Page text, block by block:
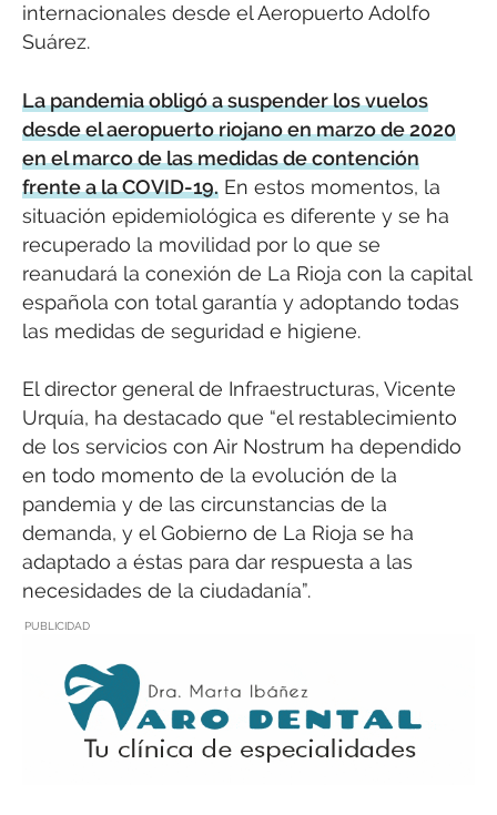
internacionales desde el Aeropuerto Adolfo
Suárez.
La pandemia obligó a suspender los vuelos
desde el aeropuerto riojano en marzo de 2020
en el marco de las medidas de contención
frente a la COVID-19. En estos momentos, la
situación epidemiológica es diferente y se ha
recuperado la movilidad por lo que se
reanudará la conexión de La Rioja con la capital
española con total garantía y adoptando todas
las medidas de seguridad e higiene.
El director general de Infraestructuras, Vicente
Urquía, ha destacado que “el restablecimiento
de los servicios con Air Nostrum ha dependido
en todo momento de la evolución de la
pandemia y de las circunstancias de la
demanda, y el Gobierno de La Rioja se ha
adaptado a éstas para dar respuesta a las
necesidades de la ciudadanía”.
PUBLICIDAD